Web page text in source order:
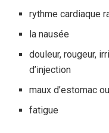
rythme cardiaque
la nausée
douleur, rougeur,
d’injection
maux d’estomac
fatigue